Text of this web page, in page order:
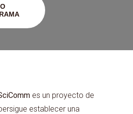
es un proyecto de
establecer una